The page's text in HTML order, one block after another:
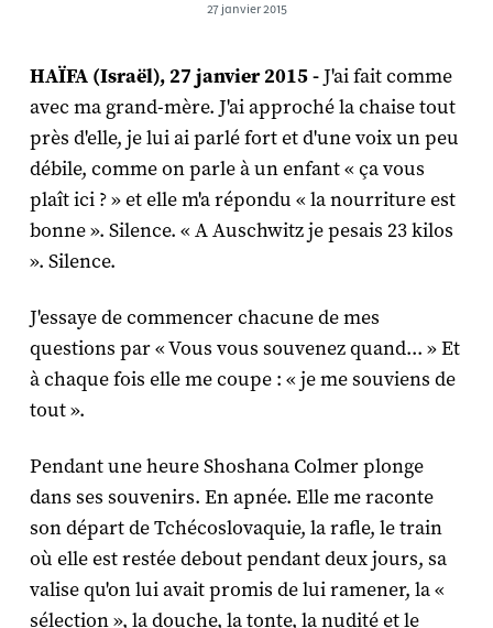
27 janvier 2015
HAÏFA (Israël), 27 janvier 2015 -J'ai fait comme
avec ma grand-mère. J'ai approché la chaise tout
près d'elle, je lui ai parlé fort et d'une voix un peu
débile, comme on parle à un enfant « ça vous
plaît ici ? » et elle m'a répondu « la nourriture est
bonne ». Silence. « A Auschwitz je pesais 23 kilos
». Silence.
J'essaye de commencer chacune de mes
questions par « Vous vous souvenez quand... » Et
à chaque fois elle me coupe : « je me souviens de
tout ».
Pendant une heure Shoshana Colmer plonge
dans ses souvenirs. En apnée. Elle me raconte
son départ de Tchécoslovaquie, la rafle, le train
où elle est restée debout pendant deux jours, sa
valise qu'on lui avait promis de lui ramener, la «
sélection », la douche, la tonte, la nudité et le